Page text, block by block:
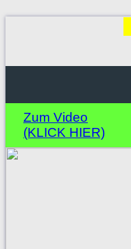
Zum Video
(KLICK HIER)